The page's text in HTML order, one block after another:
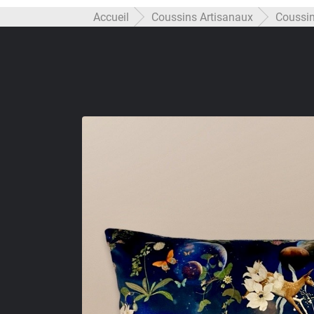
Accueil Coussins Artisanaux